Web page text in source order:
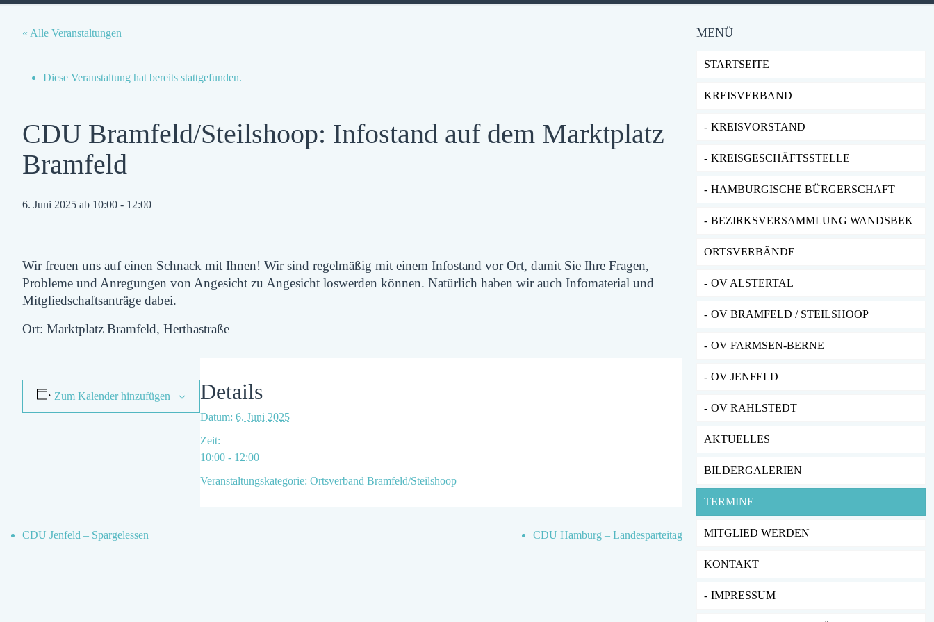
« Alle Veranstaltungen
Diese Veranstaltung hat bereits stattgefunden.
CDU Bramfeld/Steilshoop: Infostand auf dem Marktplatz
Bramfeld
6. Juni 2025 ab 10:00- 12:00
Wir freuen uns auf einen Schnack mit Ihnen! Wir sind regelmäßig mit einem Infostand vor Ort, damit Sie Ihre Fragen,
Probleme und Anregungen von Angesicht zu Angesicht loswerden können. Natürlich haben wir auch Infomaterial und
Mitgliedschaftsanträge dabei.
Ort: Marktplatz Bramfeld, Herthastraße
Zum Kalender hinzufügen Details
Datum: 6. Juni 2025
Zeit:
10:00 - 12:00
Veranstaltungskategorie: Ortsverband Bramfeld/Steilshoop
CDU Jenfeld – Spargelessen CDU Hamburg – Landesparteitag
MENÜ
STARTSEITE
KREISVERBAND
KREISVORSTAND
KREISGESCHÄFTSSTELLE
HAMBURGISCHE BÜRGERSCHAFT
BEZIRKSVERSAMMLUNG WANDSBEK
ORTSVERBÄNDE
OV ALSTERTAL
OV BRAMFELD / STEILSHOOP
OV FARMSEN-BERNE
OV JENFELD
OV RAHLSTEDT
AKTUELLES
BILDERGALERIEN
TERMINE
MITGLIED WERDEN
KONTAKT
IMPRESSUM